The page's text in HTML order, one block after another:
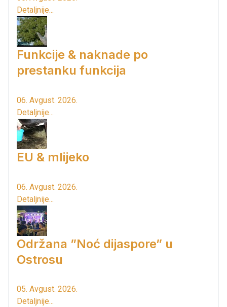
Detaljnije...
Funkcije & naknade po
prestanku funkcija
06. Avgust. 2026.
Detaljnije...
EU & mlijeko
06. Avgust. 2026.
Detaljnije...
Održana ”Noć dijaspore” u
Ostrosu
05. Avgust. 2026.
Detaljnije...